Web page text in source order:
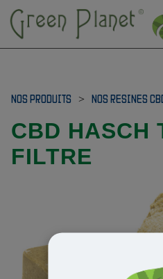
NOS PRODUITS > NOS RESINES
CBD HASCH
FILTRE